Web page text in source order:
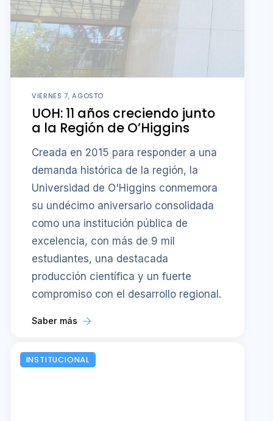
VIERNES 7, AGOSTO
UOH: 11 años creciendo junto
a la Región de O’Higgins
Creada en 2015 para responder a una
demanda histórica de la región, la
Universidad de O'Higgins conmemora
su undécimo aniversario consolidada
como una institución pública de
excelencia, con más de 9 mil
estudiantes, una destacada
producción científica y un fuerte
compromiso con el desarrollo regional.
Saber más
INSTITUCIONAL